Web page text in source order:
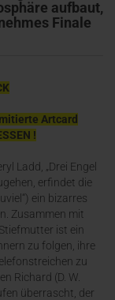
aufbaut,
Finale
Artcard
!
Ladd, „Drei Engel
erfindet die
ein bizarres
Zusammen mit
ist ein
zu folgen, ihre
zu
Richard (D. W.
überrascht, der